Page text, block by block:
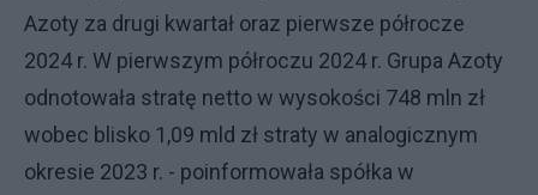
Azoty za drugi kwartał oraz pierwsze półrocze
2024 r. W pierwszym półroczu 2024 r. Grupa Azoty
odnotowała stratę netto w wysokości 748 mln zł
wobec blisko 1,09 mld zł straty w analogicznym
okresie 2023 r. - poinformowała spółka w